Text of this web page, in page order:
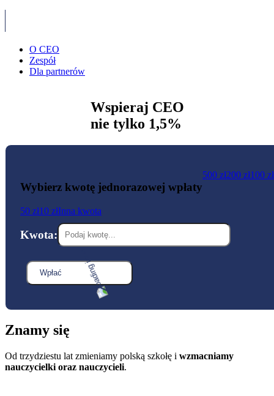
O CEO
Zespół
Dla partnerów
Wspieraj CEO
nie tylko 1,5%
Wybierz kwotę jednorazowej wpłaty
500 zł200 zł100 zł
50 zł10 złInna kwota
Kwota:
Wpłać
Znamy się
Od trzydziestu lat zmieniamy polską szkołę i wzmacniamy
nauczycielki oraz nauczycieli.